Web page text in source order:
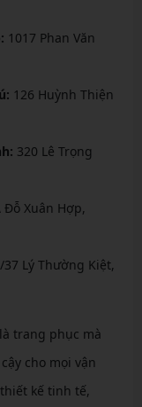
1017 Phan Văn
126 Huỳnh Thiện
320 Lê Trọng
Đỗ Xuân Hợp,
37 Lý Thường Kiệt,
trang phục mà
cho mọi vận
kế tinh tế,